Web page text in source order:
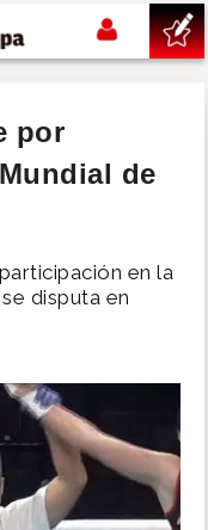
por
de
en la
disputa en